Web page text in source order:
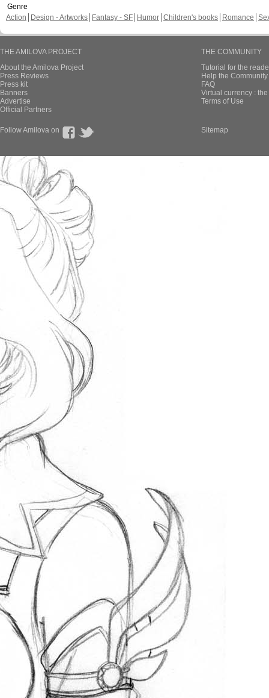
Genre
Action
Design - Artworks Fantasy - SF Humor Children's books Romance
THE AMILOVA PROJECT
About the Amilova Project
Press Reviews
Press kit
Banners
Advertise
Official Partners
THE COMMUNITY
Tutorial for the
Help the
FAQ
Virtual currency :
Terms of Use
Follow Amilova on Sitemap